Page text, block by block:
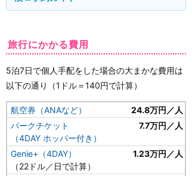
旅行にかかる費用
5泊7日で個人手配をした場合の大まかな費用は
以下の通り（1ドル＝140円で計算）
航空券（ANAなど）
24.8万円／人
パークチケット
（4DAY ホッパー付き）
7.7万円／人
Genie+（4DAY）
（22ドル／日で計算）
1.23万円／人